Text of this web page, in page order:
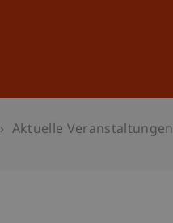
Aktuelle Veranstaltungen